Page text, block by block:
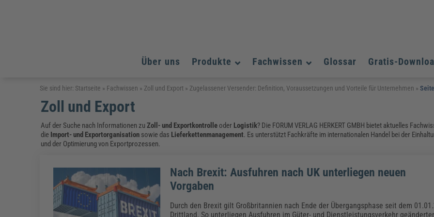
Über uns Produkte
Arbeitsschutz
Fachpublikationen & Arbeitshilfen
Arbeitssicherheit & Gesundheitsschutz Aushangpflichtige Gesetze & Vorschriften
Brandschutz
Weiterbildungen (AKADEMIE HERKERT)
Arbeitsschutz & Brandschutz Gefahrstoffe & REACH
Assistenz und Office-Management
Assistenz & Office-Management
Baurecht & Architektenrecht Bauausführung
Energieoptimiertes & klimaneutrales Bauen
Bau, Immobilien & Gebäudemanagement
Bildung und Erziehung
Kinderschutz, Jugendhilfe & Inklusion Leitung, Organisation & Dokumentation
Datenschutz und IT-Sicherheit
Datenschutz & IT-Recht Organisation & Dokumentation
Weiterbildungen (AKADEMIE HERKERT)
Datenschutz & IT-Sicherheit
Elektrosicherheit
Elektrosicherheit & Elektrotechnik
Energie und Umwelt
Fachpublikationen & Arbeitshilfen
Weiterbildungen (AKADEMIE HERKERT)
Fachpublikationen & Arbeitshilfen
Weiterbildungen (AKADEMIE HERKERT)
Fachwissen
Arbeitsschutz Assistenz und Office-Management
Bildung und Erziehung
Energie und Umwelt
Führung und Management
Kommunales
Reisekosten und Finanzen
Zoll und Export
Glossar Gratis-
Arbeitsschutz Assistenz und Office-Management
Bildung und Erziehung
Energie und Umwelt
Führung und Management
Kommunales
Reisekosten und Finanzen
Zoll und Export
Sie sind hier: Startseite » Fachwissen » Zoll und Export » Zugelassener Versender: Definition, Voraussetzungen und Vorteile für Unternehmen »
Zoll und Export
Auf der Suche nach Informationen zuZoll- und Exportkontrolle oder Logistik? Die FORUM VERLAG HERKERT GMBH bietet aktuelles
die Import- und Exportorganisation sowie das Lieferkettenmanagement. Es unterstützt Fachkräfte im internationalen Handel bei der
und der Optimierung von Exportprozessen.
Nach Brexit: Ausfuhren nach UK unterliegen neuen
Vorgaben
Durch den Brexit gilt Großbritannien nach Ende der Übergangsphase seit dem
Drittland. So unterliegen Ausfuhren im Güter- und Dienstleistungsverkehr